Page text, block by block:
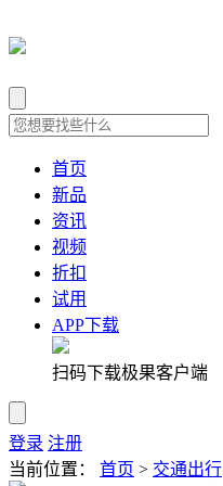
首页
新品
资讯
视频
折扣
试用
APP下载
扫码下载极果客户端
登录 注册
当前位置：
首页 > 交通出行